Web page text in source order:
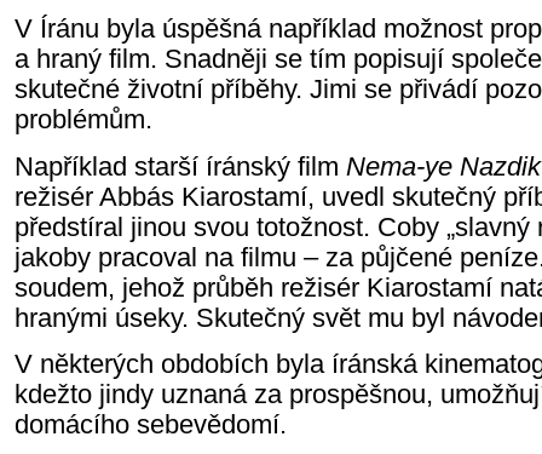
V Íránu byla úspěšná například možnost
a hraný film. Snadněji se tím popisují
skutečné životní příběhy. Jimi se přivádí
problémům.
Například starší íránský film Nema-ye
režisér Abbás Kiarostamí, uvedl skutečný
předstíral jinou svou totožnost. Coby „slavný
jakoby pracoval na filmu – za půjčené
soudem, jehož průběh režisér Kiarostamí
hranými úseky. Skutečný svět mu byl
V některých obdobích byla íránská
kdežto jindy uznaná za prospěšnou,
domácího sebevědomí.